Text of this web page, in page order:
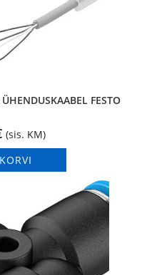
FESTO
(sis. KM)